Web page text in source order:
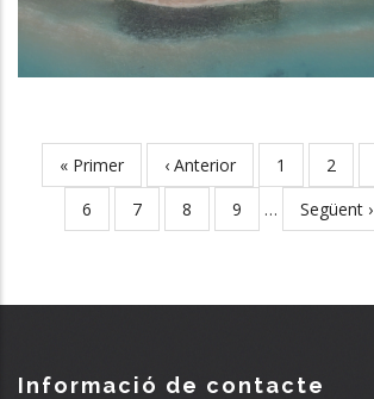
Pagination
First
page
« Primer
Previous
page
‹ Anterior Page
1 Page
2
Page
6 Page
7 Page
8 Page
9 …
Next
Següent ›
Informació de contacte